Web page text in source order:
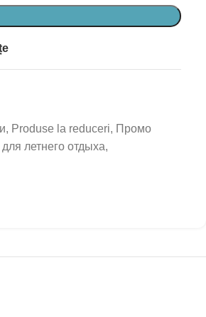
, Produse la reduceri, Промо
летнего отдыха,